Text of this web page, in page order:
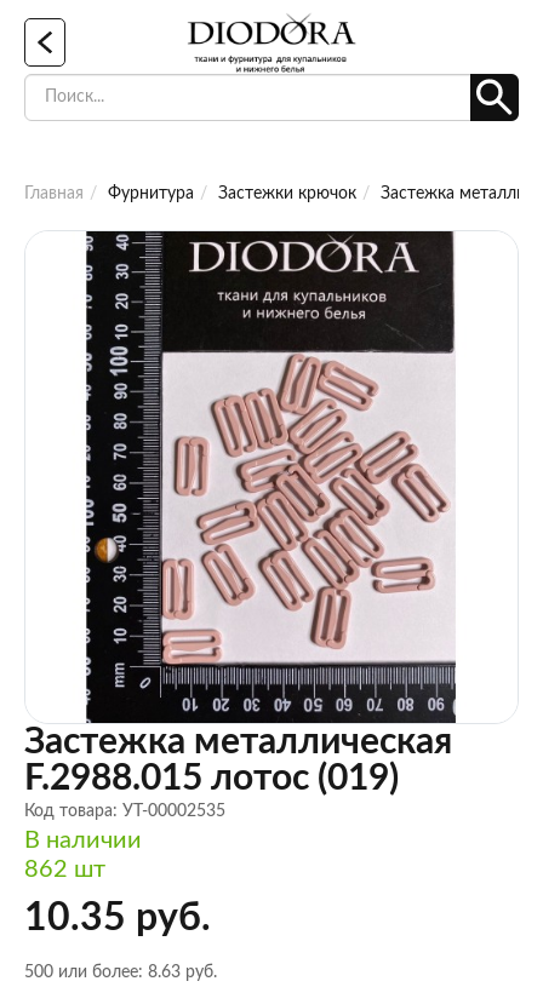
Главная Фурнитура Застежки крючок Застежка
Застежка металлическая
F.2988.015 лотос (019)
Код товара: УТ-00002535
В наличии
862 шт
10.35 руб.
500 или более: 8.63 руб.